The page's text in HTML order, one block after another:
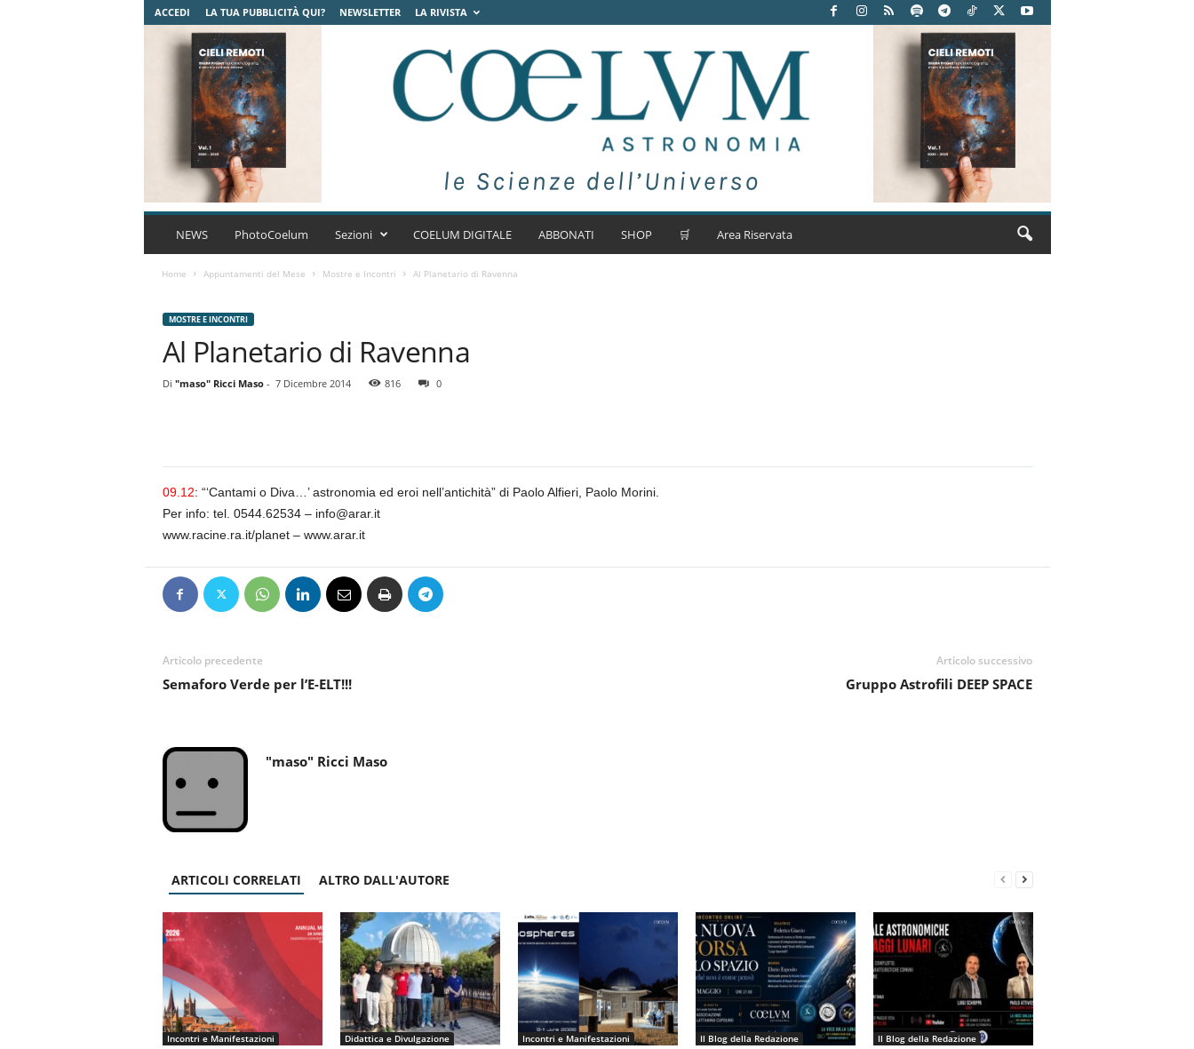
ACCEDI LA TUA PUBBLICITÀ QUI? NEWSLETTER LA RIVISTA
C
t
r
a
NEWS PhotoCoelum Sezioni COELUM DIGITALE ABBONATI SHOP 🛒 Area Riservata
Home Appuntamenti del Mese Mostre e Incontri Al Planetario di Ravenna
MOSTRE E INCONTRI
Al Planetario di Ravenna
Di "maso" Ricci Maso- 7 Dicembre 2014 816 0
09.12: “‘Cantami o Diva…’ astronomia ed eroi nell’antichità” di Paolo Alfieri, Paolo Morini.
Per info: tel. 0544.62534 – info@arar.it
www.racine.ra.it/planet – www.arar.it
Articolo precedente
Semaforo Verde per l’E-ELT!!!
Articolo successivo
Gruppo Astrofili DEEP SPACE
"maso" Ricci Maso
ARTICOLI CORRELATI ALTRO DALL'AUTORE
Incontri e Manifestazioni Didattica e Divulgazione Incontri e Manifestazioni Il Blog della Redazione Il Blog della Redazione